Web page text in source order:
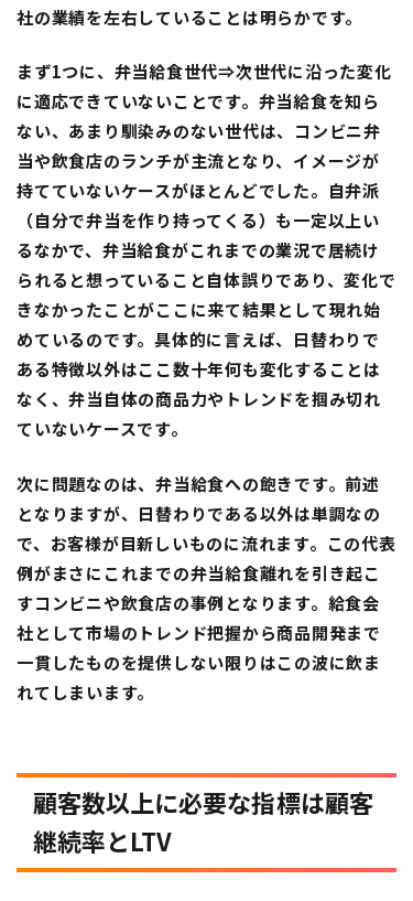
社の業績を左右していることは明らかです。
まず1つに、弁当給食世代⇒次世代に沿った変化
に適応できていないことです。弁当給食を知ら
ない、あまり馴染みのない世代は、コンビニ弁
当や飲食店のランチが主流となり、イメージが
持てていないケースがほとんどでした。自弁派
（自分で弁当を作り持ってくる）も一定以上い
るなかで、弁当給食がこれまでの業況で居続け
られると想っていること自体誤りであり、変化で
きなかったことがここに来て結果として現れ始
めているのです。具体的に言えば、日替わりで
ある特徴以外はここ数十年何も変化することは
なく、弁当自体の商品力やトレンドを掴み切れ
ていないケースです。
次に問題なのは、弁当給食への飽きです。前述
となりますが、日替わりである以外は単調なの
で、お客様が目新しいものに流れます。この代表
例がまさにこれまでの弁当給食離れを引き起こ
すコンビニや飲食店の事例となります。給食会
社として市場のトレンド把握から商品開発まで
一貫したものを提供しない限りはこの波に飲ま
れてしまいます。
顧客数以上に必要な指標は顧客
継続率とLTV